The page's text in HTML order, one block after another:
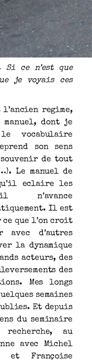
ce n’est que
je voyais ces
regime,
dont je
vocabulaire
son sens
souvenir de tout
Le manuel de
eclaire les
n’avance
Il est
que l’on croit
d’autres
la dynamique
acteurs, des
des
Mes longs
semaines
Et depuis
du seminaire
au
avec Michel
et Françoise